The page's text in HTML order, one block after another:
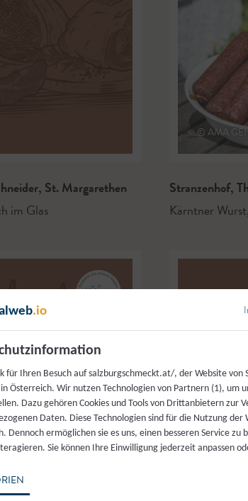
, St. Margarethen
im Glas
© AMA
Stranzenhof,
Kärntner Wurst,
.io
für Ihren Besuch auf salzburgschmeckt.at/, der Website von
Österreich. Wir nutzen Technologien von Partnern (1), um
Dazu gehören Cookies und Tools von Drittanbietern zur
Daten. Diese Technologien sind für die Nutzung der
Dennoch ermöglichen sie es uns, einen besseren Service zu
Sie können Ihre Einwilligung jederzeit anpassen